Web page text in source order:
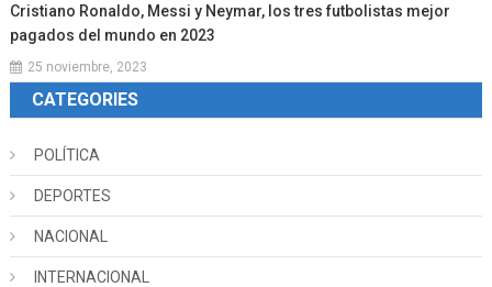
Cristiano Ronaldo, Messi y Neymar, los tres futbolistas mejor
pagados del mundo en 2023
25 noviembre, 2023
CATEGORIES
POLÍTICA
DEPORTES
NACIONAL
INTERNACIONAL